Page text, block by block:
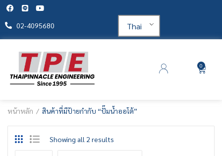
02-4095680 Thai
0
หน้าหลัก สินค้าที่มีป้ายกำกับ “ปั๊มน้ำออโต้”
Showing all 2 results